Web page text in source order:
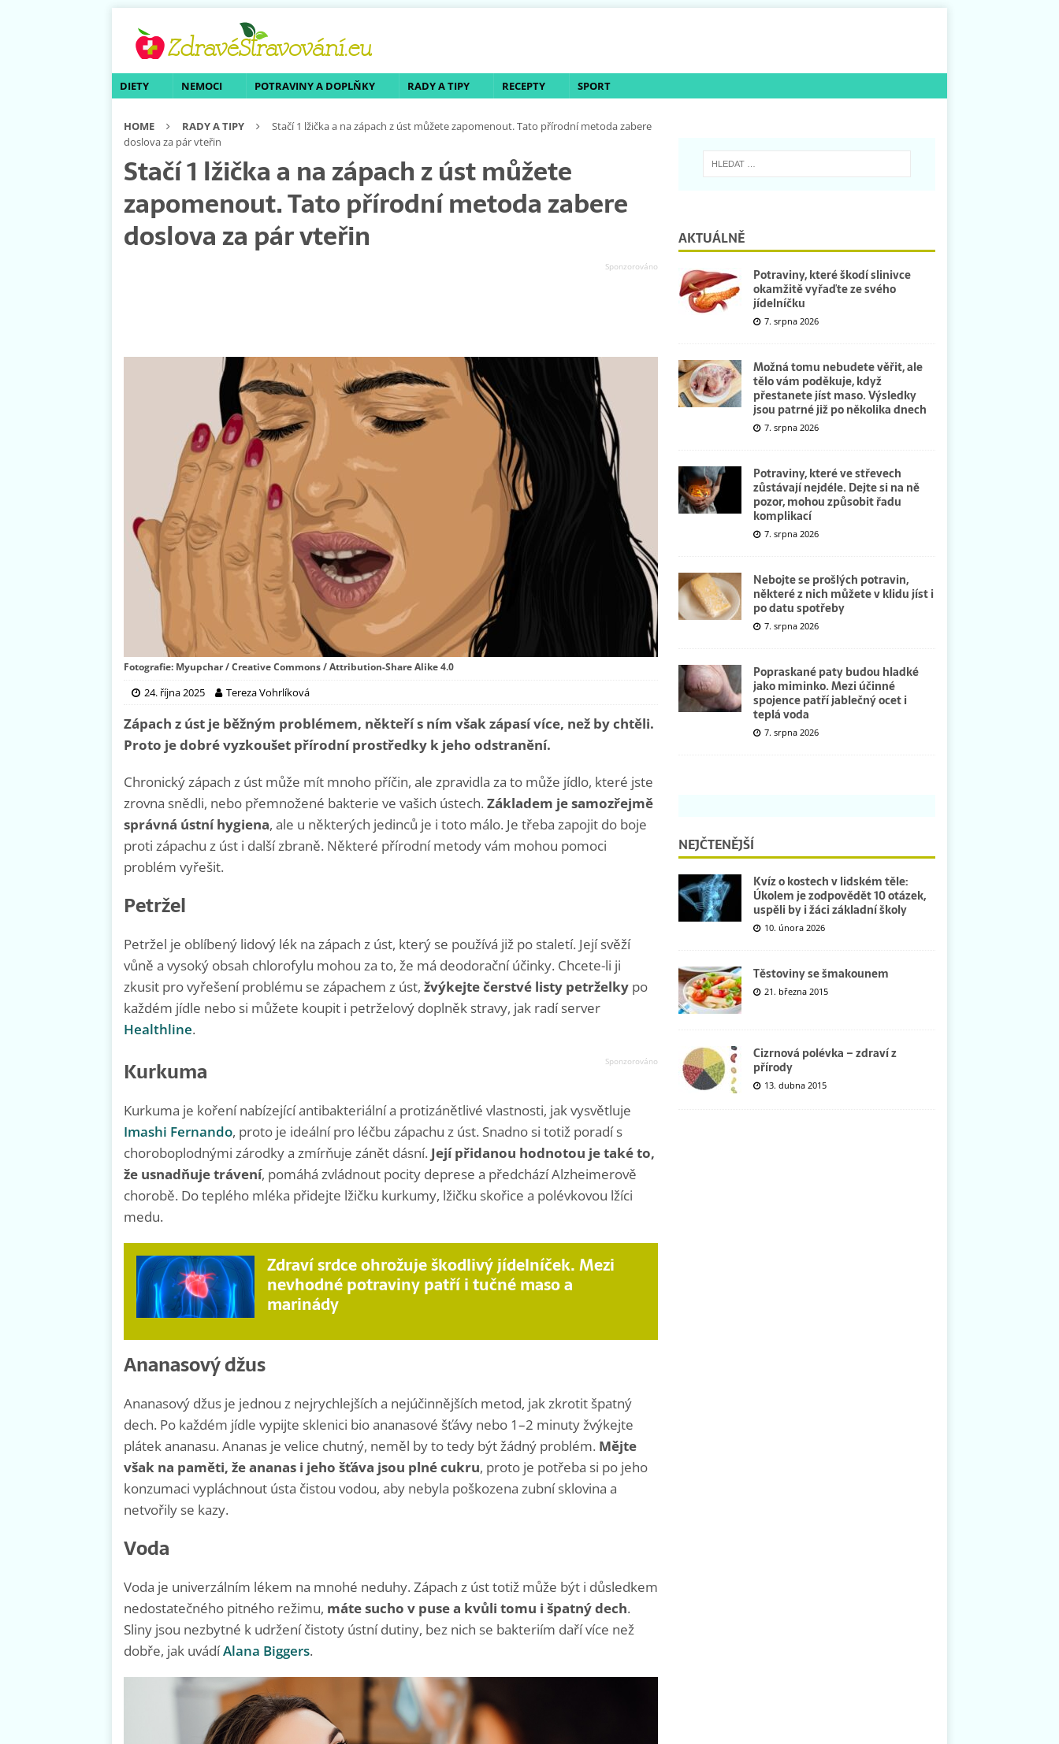
DIETY NEMOCI POTRAVINY A DOPLŇKY RADY A TIPY RECEPTY SPORT
HOME RADY A TIPY
Stačí 1 lžička a na zápach z úst můžete zapomenout. Tato přírodní metoda zabere
doslova za pár vteřin
Stačí 1 lžička a na zápach z úst můžete
zapomenout. Tato přírodní metoda zabere
doslova za pár vteřin
Fotografie: Myupchar / Creative Commons / Attribution-Share Alike 4.0
24. října 2025 Tereza Vohrlíková
Zápach z úst je běžným problémem, někteří s ním však zápasí více, než by chtěli.
Proto je dobré vyzkoušet přírodní prostředky k jeho odstranění.
Chronický zápach z úst může mít mnoho příčin, ale zpravidla za to může jídlo, které jste
zrovna snědli, nebo přemnožené bakterie ve vašich ústech. Základem je samozřejmě
správná ústní hygiena, ale u některých jedinců je i toto málo. Je třeba zapojit do boje
proti zápachu z úst i další zbraně. Některé přírodní metody vám mohou pomoci
problém vyřešit.
Petržel
Petržel je oblíbený lidový lék na zápach z úst, který se používá již po staletí. Její svěží
vůně a vysoký obsah chlorofylu mohou za to, že má deodorační účinky. Chcete-li ji
zkusit pro vyřešení problému se zápachem z úst, žvýkejte čerstvé listy petrželky po
každém jídle nebo si můžete koupit i petrželový doplněk stravy, jak radí server
Healthline.
Kurkuma
Kurkuma je koření nabízející antibakteriální a protizánětlivé vlastnosti, jak vysvětluje
Imashi Fernando, proto je ideální pro léčbu zápachu z úst. Snadno si totiž poradí s
choroboplodnými zárodky a zmírňuje zánět dásní. Její přidanou hodnotou je také to,
že usnadňuje trávení, pomáhá zvládnout pocity deprese a předchází Alzheimerově
chorobě. Do teplého mléka přidejte lžičku kurkumy, lžičku skořice a polévkovou lžíci
medu.
Zdraví srdce ohrožuje škodlivý jídelníček. Mezi
nevhodné potraviny patří i tučné maso a
marinády
Ananasový džus
Ananasový džus je jednou z nejrychlejších a nejúčinnějších metod, jak zkrotit špatný
dech. Po každém jídle vypijte sklenici bio ananasové šťávy nebo 1–2 minuty žvýkejte
plátek ananasu. Ananas je velice chutný, neměl by to tedy být žádný problém. Mějte
však na paměti, že ananas i jeho šťáva jsou plné cukru, proto je potřeba si po jeho
konzumaci vypláchnout ústa čistou vodou, aby nebyla poškozena zubní sklovina a
netvořily se kazy.
Voda
Voda je univerzálním lékem na mnohé neduhy. Zápach z úst totiž může být i důsledkem
nedostatečného pitného režimu, máte sucho v puse a kvůli tomu i špatný dech.
Sliny jsou nezbytné k udržení čistoty ústní dutiny, bez nich se bakteriím daří více než
dobře, jak uvádíAlana Biggers.
AKTUÁLNĚ
Potraviny, které škodí slinivce
okamžitě vyřaďte ze svého
jídelníčku
7. srpna 2026
Možná tomu nebudete věřit, ale
tělo vám poděkuje, když
přestanete jíst maso. Výsledky
jsou patrné již po několika dnech
7. srpna 2026
Potraviny, které ve střevech
zůstávají nejdéle. Dejte si na ně
pozor, mohou způsobit řadu
komplikací
7. srpna 2026
Nebojte se prošlých potravin,
některé z nich můžete v klidu jíst i
po datu spotřeby
7. srpna 2026
Popraskané paty budou hladké
jako miminko. Mezi účinné
spojence patří jablečný ocet i
teplá voda
7. srpna 2026
NEJČTENĚJŠÍ
Kvíz o kostech v lidském těle:
Úkolem je zodpovědět 10 otázek,
uspěli by i žáci základní školy
10. února 2026
Těstoviny se šmakounem
21. března 2015
Cizrnová polévka – zdraví z
přírody
13. dubna 2015